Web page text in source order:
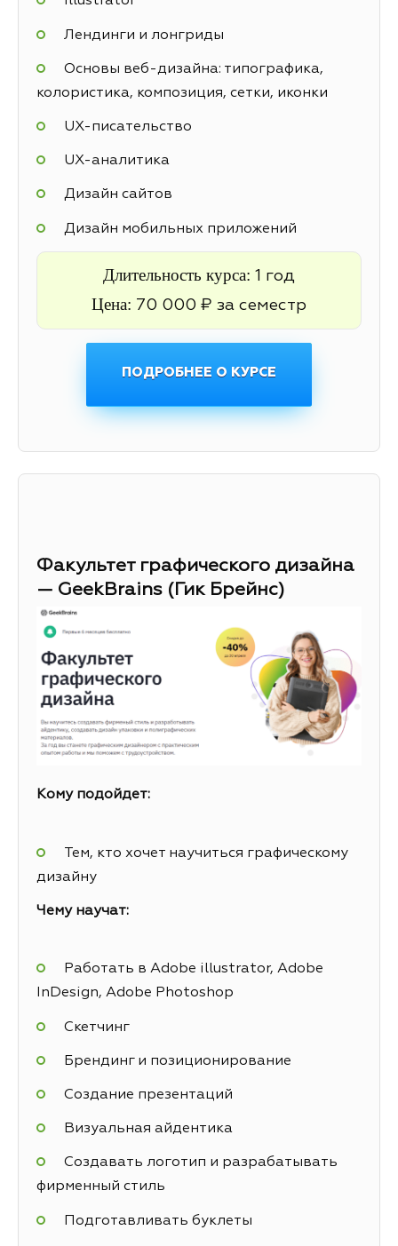
Лендинги и лонгриды
Основы веб-дизайна: типографика,
колористика, композиция, сетки, иконки
UX-писательство
UX-аналитика
Дизайн сайтов
Дизайн мобильных приложений
Длительность курса: 1 год
Цена: 70 000 ₽ за семестр
ПОДРОБНЕЕ О КУРСЕ
Факультет графического дизайна
— GeekBrains (Гик Брейнс)
Кому подойдет:
Тем, кто хочет научиться графическому
дизайну
Чему научат:
Работать в Adobe illustrator, Adobe
InDesign, Adobe Photoshop
Скетчинг
Брендинг и позиционирование
Создание презентаций
Визуальная айдентика
Создавать логотип и разрабатывать
фирменный стиль
Подготавливать буклеты